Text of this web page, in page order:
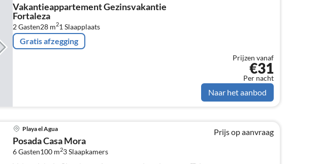
Vakantieappartement Gezinsvakantie
Fortaleza
2 Gasten28 m21 Slaapplaats
Gratis afzegging
Prijzen vanaf
€31
Per nacht
Naar het aanbod
Playa el Agua
Posada Casa Mora
6 Gasten100 m23Slaapkamers
Prijs op aanvraag